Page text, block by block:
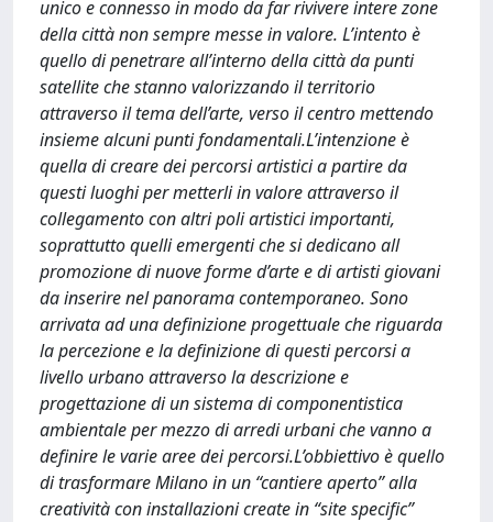
unico e connesso in modo da far rivivere intere zone
della città non sempre messe in valore. L’intento è
quello di penetrare all’interno della città da punti
satellite che stanno valorizzando il territorio
attraverso il tema dell’arte, verso il centro mettendo
insieme alcuni punti fondamentali.L’intenzione è
quella di creare dei percorsi artistici a partire da
questi luoghi per metterli in valore attraverso il
collegamento con altri poli artistici importanti,
soprattutto quelli emergenti che si dedicano all
promozione di nuove forme d’arte e di artisti giovani
da inserire nel panorama contemporaneo. Sono
arrivata ad una definizione progettuale che riguarda
la percezione e la definizione di questi percorsi a
livello urbano attraverso la descrizione e
progettazione di un sistema di componentistica
ambientale per mezzo di arredi urbani che vanno a
definire le varie aree dei percorsi.L’obbiettivo è quello
di trasformare Milano in un “cantiere aperto” alla
creatività con installazioni create in “site specific”